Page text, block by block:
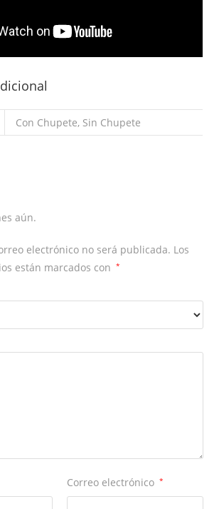
Con Chupete, Sin Chupete
aún.
electrónico no será publicada. Los
están marcados con
*
Correo electrónico *